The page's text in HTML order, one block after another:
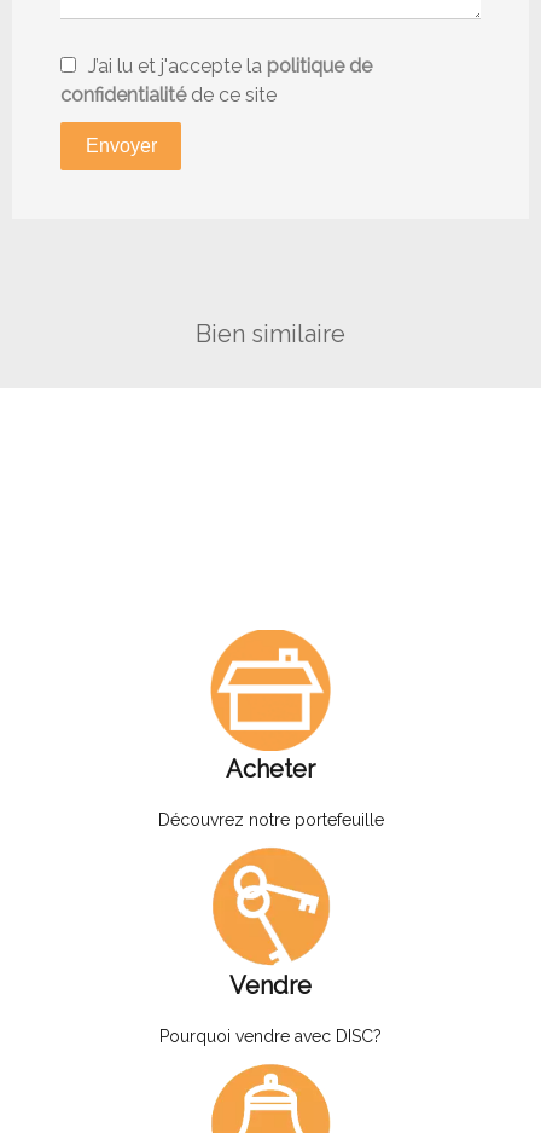
J’ai lu et j'accepte la politique de
confidentialitéde ce site
Envoyer
Bien similaire
Acheter
Découvrez notre portefeuille
Vendre
Pourquoi vendre avec DISC?